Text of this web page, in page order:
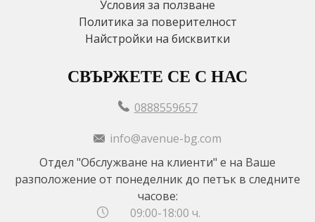
Условия за ползване
Политика за поверителност
Найстройки на бисквитки
СВЪРЖЕТЕ СЕ С НАС
0888559657
info@avenue-bg.com
Отдел "Обслужване на клиенти" е на Ваше
разположение от понеделник до петък в следните
часове:
09:00-18:00 ч.